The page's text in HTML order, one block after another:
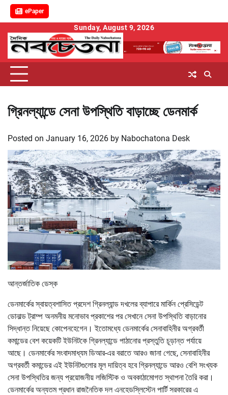
ePaper
content
Sunday, August 9, 2026
গ্রিনল্যান্ডে সেনা উপস্থিতি বাড়াচ্ছে ডেনমার্ক
Posted on January 16, 2026 by Nabochatona Desk
আন্তর্জাতিক ডেস্ক
ডেনমার্কের স্বায়ত্বশাসিত প্রদেশ গ্রিনল্যান্ড দখলের ব্যাপারে মার্কিন প্রেসিডেন্ট
ডোনাল্ড ট্রাম্প অনমনীয় মনোভাব প্রকাশের পর সেখানে সেনা উপস্থিতি বাড়ানোর
সিদ্ধান্ত নিয়েছে কোপেনহেগেন। ইতোমধ্যে ডেনমার্কের সেনাবাহিনীর অগ্রবর্তী
কমান্ডের বেশ কয়েকটি ইউনিটকে গ্রিনল্যান্ডে পাঠানোর প্রস্তুতি চূড়ান্ত পর্যায়ে
আছে। ডেনমার্কের সংবাদমাধ্যম ডিআর-এর বরাতে আরও জানা গেছে, সেনাবাহিনীর
অগ্রবর্তী কমান্ডের এই ইউনিটগুলোর মূল দায়িত্ব হবে গ্রিনল্যান্ডে আরও বেশি সংখ্যক
সেনা উপস্থিতির জন্য প্রয়োজনীয় লজিস্টিক ও অবকাঠামোগত স্থাপনা তৈরি করা।
ডেনমার্কের অন্যতম প্রধান রাজনৈতিক দল এনহেডস্লিস্টেন পার্টি সরকারের এ